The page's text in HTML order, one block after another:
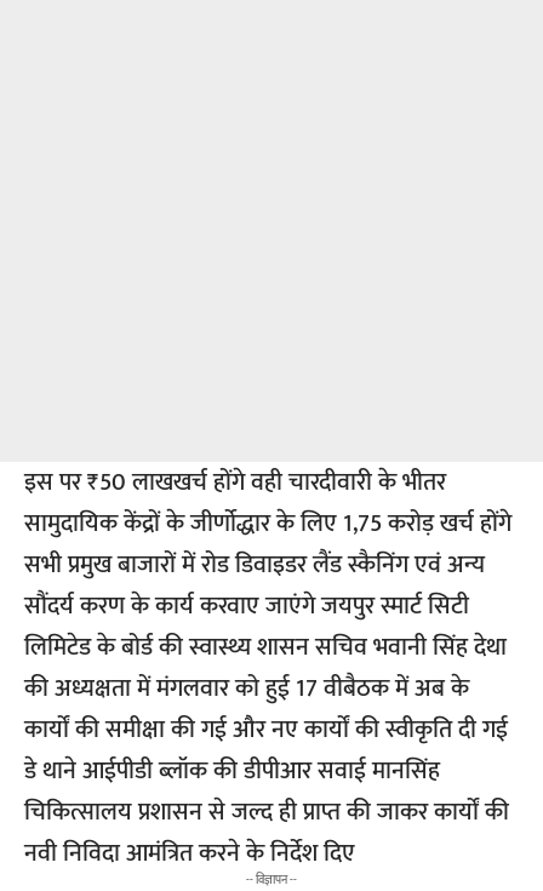
इस पर ₹50 लाखखर्च होंगे वही चारदीवारी के भीतर
सामुदायिक केंद्रों के जीर्णोद्धार के लिए 1,75 करोड़ खर्च होंगे
सभी प्रमुख बाजारों में रोड डिवाइडर लैंड स्कैनिंग एवं अन्य
सौंदर्य करण के कार्य करवाए जाएंगे जयपुर स्मार्ट सिटी
लिमिटेड के बोर्ड की स्वास्थ्य शासन सचिव भवानी सिंह देथा
की अध्यक्षता में मंगलवार को हुई 17 वीबैठक में अब के
कार्यों की समीक्षा की गई और नए कार्यों की स्वीकृति दी गई
डे थाने आईपीडी ब्लॉक की डीपीआर सवाई मानसिंह
चिकित्सालय प्रशासन से जल्द ही प्राप्त की जाकर कार्यों की
नवी निविदा आमंत्रित करने के निर्देश दिए
-- विज्ञापन --